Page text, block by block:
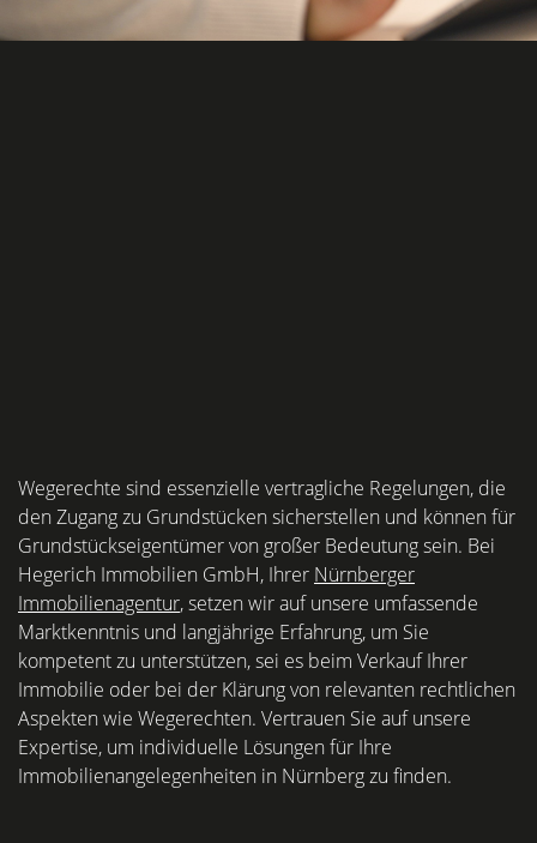
Wegerechte sind essenzielle vertragliche Regelungen, die
den Zugang zu Grundstücken sicherstellen und können für
Grundstückseigentümer von großer Bedeutung sein. Bei
Hegerich Immobilien GmbH, Ihrer Nürnberger
Immobilienagentur, setzen wir auf unsere umfassende
Marktkenntnis und langjährige Erfahrung, um Sie
kompetent zu unterstützen, sei es beim Verkauf Ihrer
Immobilie oder bei der Klärung von relevanten rechtlichen
Aspekten wie Wegerechten. Vertrauen Sie auf unsere
Expertise, um individuelle Lösungen für Ihre
Immobilienangelegenheiten in Nürnberg zu finden.